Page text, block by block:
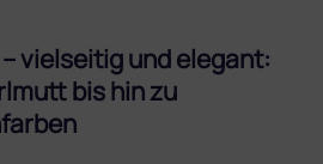
vielseitig und elegant:
bis hin zu